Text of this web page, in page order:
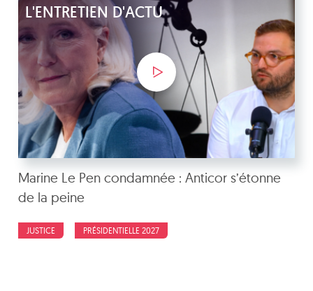
L'ENTRETIEN D'ACTU
Marine Le Pen condamnée : Anticor s’étonne
de la peine
JUSTICE PRÉSIDENTIELLE 2027